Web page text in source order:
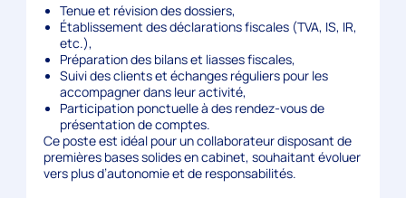
Tenue et révision des dossiers,
Établissement des déclarations fiscales (TVA, IS, IR,
etc.),
Préparation des bilans et liasses fiscales,
Suivi des clients et échanges réguliers pour les
accompagner dans leur activité,
Participation ponctuelle à des rendez-vous de
présentation de comptes.
Ce poste est idéal pour un collaborateur disposant de
premières bases solides en cabinet, souhaitant évoluer
vers plus d’autonomie et de responsabilités.